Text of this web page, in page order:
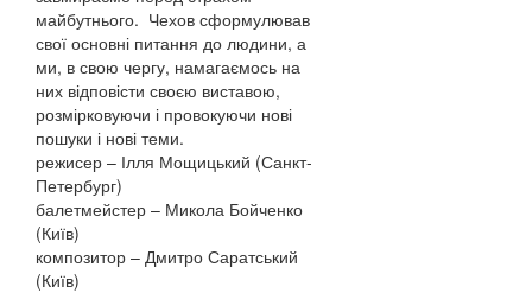
майбутнього. Чехов сформулював
свої основні питання до людини, а
ми, в свою чергу, намагаємось на
них відповісти своєю виставою,
розмірковуючи і провокуючи нові
пошуки і нові теми.
режисер – Ілля Мощицький (Санкт-
Петербург)
балетмейстер – Микола Бойченко
(Київ)
композитор – Дмитро Саратський
(Київ)